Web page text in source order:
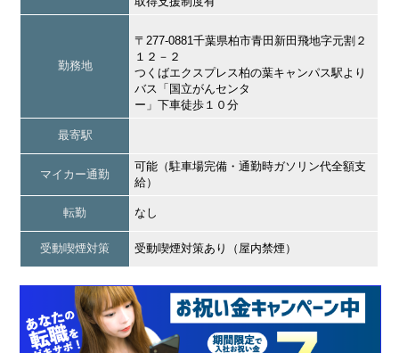
勤務地
〒277-0881千葉県柏市青田新田飛地字元割２
１２－２
つくばエクスプレス柏の葉キャンパス駅より
バス「国立がんセンタ
ー」下車徒歩１０分
最寄駅
マイカー通勤
可能（駐車場完備・通勤時ガソリン代全額支
給）
転勤 なし
受動喫煙対策 受動喫煙対策あり（屋内禁煙）